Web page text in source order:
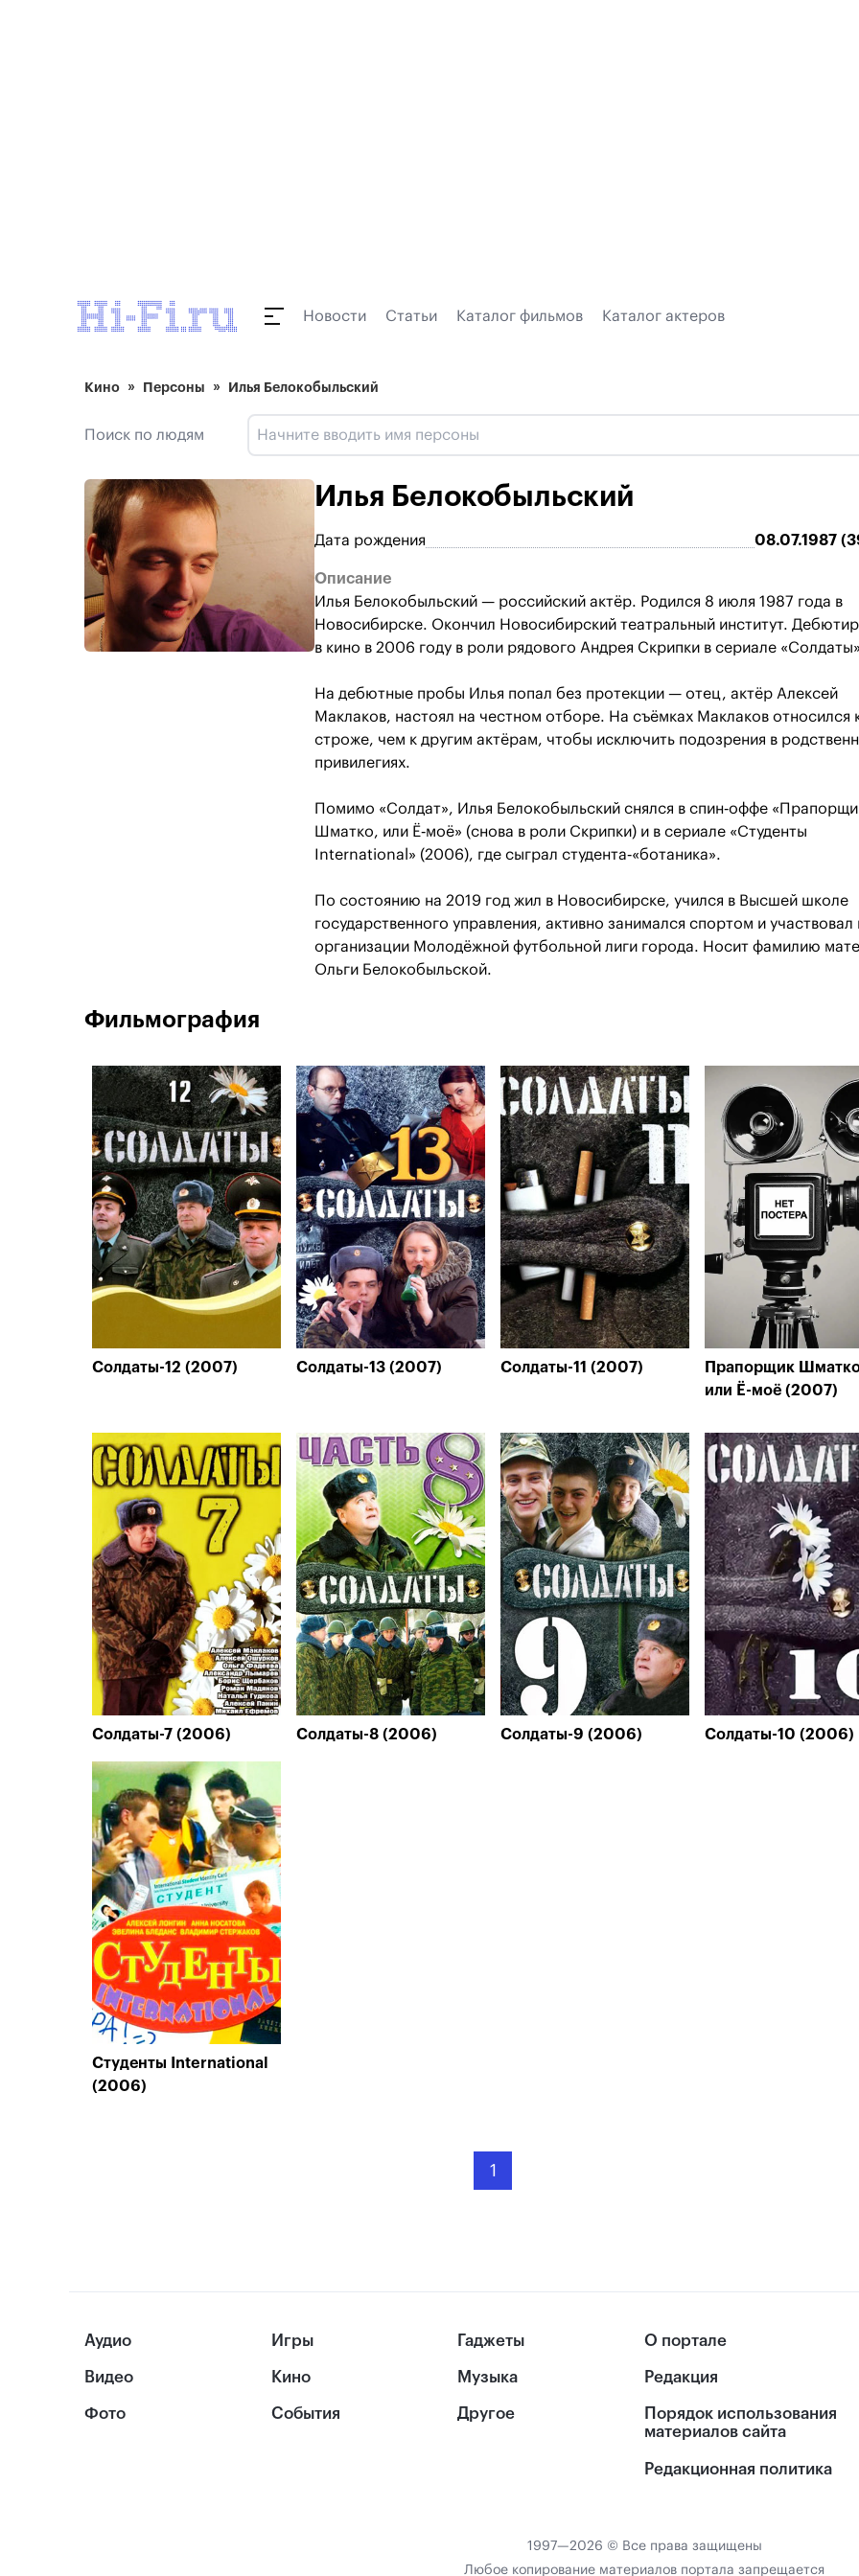
Новости Статьи Каталог фильмов Каталог актеров
Кино Персоны Илья Белокобыльский
Поиск по людям
Илья Белокобыльский
Дата рождения 08.07.1987
Описание
Илья Белокобыльский — российский актёр. Родился 8 июля 1987 года в
Новосибирске. Окончил Новосибирский театральный институт.
в кино в 2006 году в роли рядового Андрея Скрипки в сериале
На дебютные пробы Илья попал без протекции — отец, актёр Алексей
Маклаков, настоял на честном отборе. На съёмках Маклаков относился
строже, чем к другим актёрам, чтобы исключить подозрения в
привилегиях.
Помимо «Солдат», Илья Белокобыльский снялся в спин‐оффе
Шматко, или Ё‐моё» (снова в роли Скрипки) и в сериале «Студенты
International» (2006), где сыграл студента‐«ботаника».
По состоянию на 2019 год жил в Новосибирске, учился в Высшей школе
государственного управления, активно занимался спортом и участвовал
организации Молодёжной футбольной лиги города. Носит фамилию
Ольги Белокобыльской.
Фильмография
Солдаты-12 (2007) Солдаты-13 (2007) Солдаты-11 (2007)
Прапорщик
или Ё-моё (2007)
Солдаты-7 (2006) Солдаты-8 (2006) Солдаты-9 (2006) Солдаты-10 (2006)
Студенты International
(2006)
1
Аудио
Видео
Фото
Игры
Кино
События
Гаджеты
Музыка
Другое
О портале
Редакция
Порядок использования
материалов сайта
Редакционная политика
1997—2026 © Все права защищены
Любое копирование материалов портала запрещается